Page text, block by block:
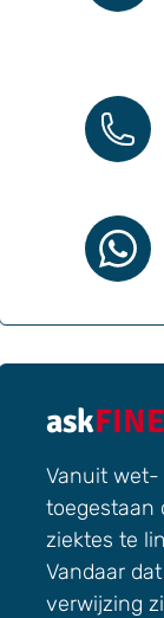
ask
Vanuit wet-
toegestaan
ziektes te
Vandaar
verwijzing